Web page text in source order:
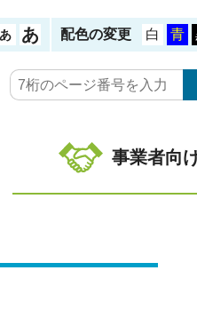
配色の変更
事業者向